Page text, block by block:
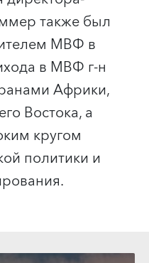
также был
МВФ в
в МВФ г-н
Африки,
Востока, а
кругом
политики и